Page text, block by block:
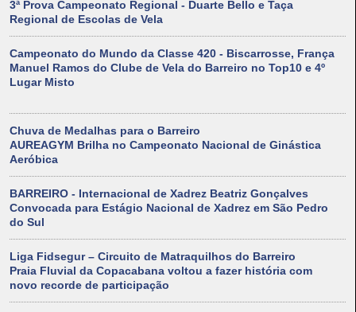
3ª Prova Campeonato Regional - Duarte Bello e Taça
Regional de Escolas de Vela
Campeonato do Mundo da Classe 420 - Biscarrosse, França
Manuel Ramos do Clube de Vela do Barreiro no Top10 e 4º
Lugar Misto
Chuva de Medalhas para o Barreiro
AUREAGYM Brilha no Campeonato Nacional de Ginástica
Aeróbica
BARREIRO - Internacional de Xadrez Beatriz Gonçalves
Convocada para Estágio Nacional de Xadrez em São Pedro
do Sul
Liga Fidsegur – Circuito de Matraquilhos do Barreiro
Praia Fluvial da Copacabana voltou a fazer história com
novo recorde de participação